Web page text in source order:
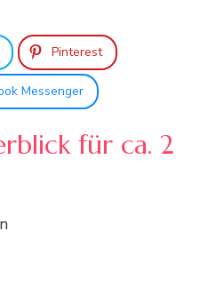
Pinterest
Messenger
für ca. 2